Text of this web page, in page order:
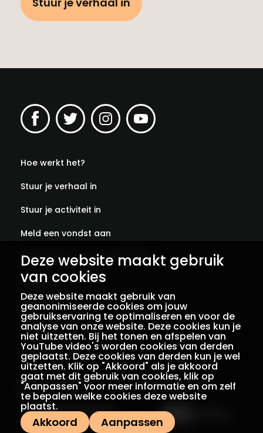
Deze website maakt gebruik
van cookies
Deze website maakt gebruik van
geanonimiseerde cookies om jouw
gebruikservaring te optimaliseren en voor de
analyse van onze website. Deze cookies kun je
niet uitzetten. Bij het tonen en afspelen van
YouTube video's worden cookies van derden
geplaatst. Deze cookies van derden kun je wel
uitzetten. Klik op "Akkoord" als je akkoord
gaat met dit gebruik van cookies, klik op
"Aanpassen" voor meer informatie en om zelf
te bepalen welke cookies deze website
plaatst.
Akkoord Aanpassen
Hoe werkt het?
Stuur je verhaal in
Stuur je activiteit in
Meld een vondst aan
Abonneer je op onze verhalen
Contact
Colofon
Privacy
Voorwaarden
Een initiatief van Met dank aan